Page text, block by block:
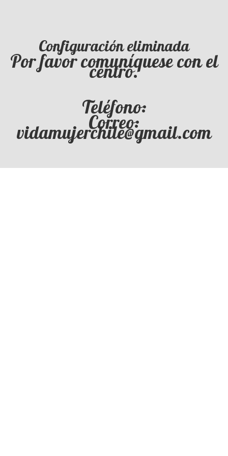
Configuración eliminada
Por favor comuníquese con el
centro.
Teléfono:
Correo:
vidamujerchile@gmail.com